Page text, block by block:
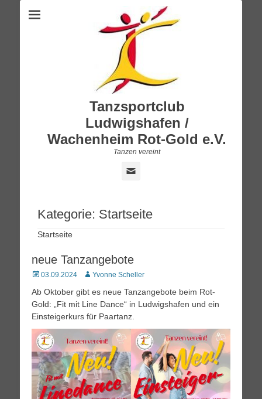
Tanzsportclub
Ludwigshafen /
Wachenheim Rot-Gold e.V.
Tanzen vereint
Kategorie: Startseite
Startseite
neue Tanzangebote
Posted
03.09.2024 AutorYvonne Scheller
Ab Oktober gibt es neue Tanzangebote beim Rot-
Gold: „Fit mit Line Dance“ in Ludwigshafen und ein
Einsteigerkurs für Paartanz.